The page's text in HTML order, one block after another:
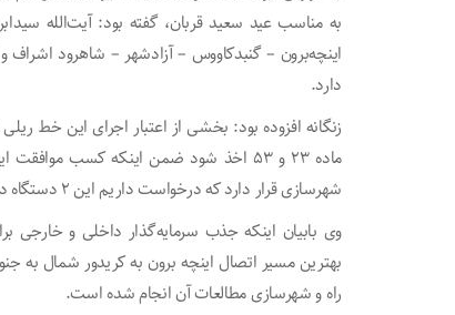
به مناسب عید سعید قربان، گفته بود: آیت‌الله
اینچه‌برون – گنبدکاووس – آزادشهر – شاهرود اشراف
دارد.
زنگانه افزوده بود: بخشی از اعتبار اجرای این خط
ماده ۲۳ و ۵۳ اخذ شود ضمن اینکه کسب
شهرسازی قرار دارد که درخواست داریم این ۲ دستگاه دولتی و اجرایی در این خصوص تسریع نمایند.
وی بابیان اینکه جذب سرمایه‌گذار داخلی و خارجی
بهترین مسیر اتصال اینچه برون به کریدور شمال
راه و شهرسازی مطالعات آن انجام شده است.